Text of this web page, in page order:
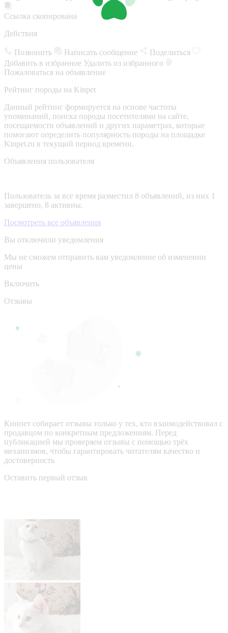
Ссылка скопирована
Действия
Позвонить Написать сообщение
Поделиться
Добавить в избранное Удалить из избранного
Пожаловаться на объявление
Рейтинг породы на Kinpet
Данный рейтинг формируется на основе частоты
упоминаний, поиска породы посетителями на сайте,
посещаемости объявлений и других параметрах, которые
помогают определить популярность породы на площадке
Kinpet.ru в текущий период времени.
Объявления пользователя
Пользователь за все время разместил 8 объявлений, из них 1
завершено, 8 активны.
Посмотреть все объявления
Вы отключили уведомления
Мы не сможем отправить вам уведомление об изменении
цены
Включить
Отзывы
Кинпет собирает отзывы только у тех, кто взаимодействовал с
продавцом по конкретным предложениям. Перед
публикацией мы проверяем отзывы с помощью трёх
механизмов, чтобы гарантировать читателям качество и
достоверность
Оставить первый отзыв